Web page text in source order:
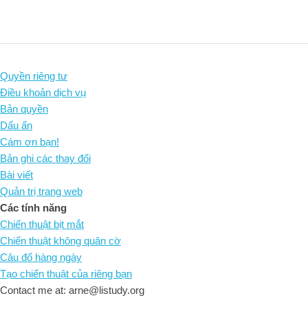
Quyền riêng tư
Điều khoản dịch vụ
Bản quyền
Dấu ấn
Cám ơn bạn!
Bản ghi các thay đổi
Bài viết
Quản trị trang web
Các tính năng
Chiến thuật bịt mắt
Chiến thuật không quân cờ
Câu đố hàng ngày
Tạo chiến thuật của riêng bạn
Contact me at: arne@listudy.org